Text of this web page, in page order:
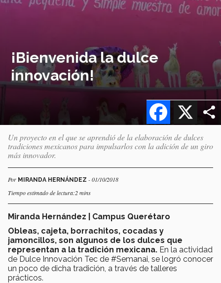
¡Bienvenida la dulce
innovación!
X
Facebook
Un proyecto en el que se aprendió de la elaboración de dulces
tradiciones mexicanos para impulsarlos con la adición de un giro
más innovador.
Por MIRANDA HERNÁNDEZ - 01/10/2018
Tiempo estimado de lectura:2 mins
Miranda Hernández | Campus Querétaro
Obleas, cajeta, borrachitos, cocadas y
jamoncillos, son algunos de los dulces que
representan a la tradición mexicana. En la actividad
de Dulce Innovación Tec de #Semanai, se logró conocer
un poco de dicha tradición, a través de talleres
prácticos.